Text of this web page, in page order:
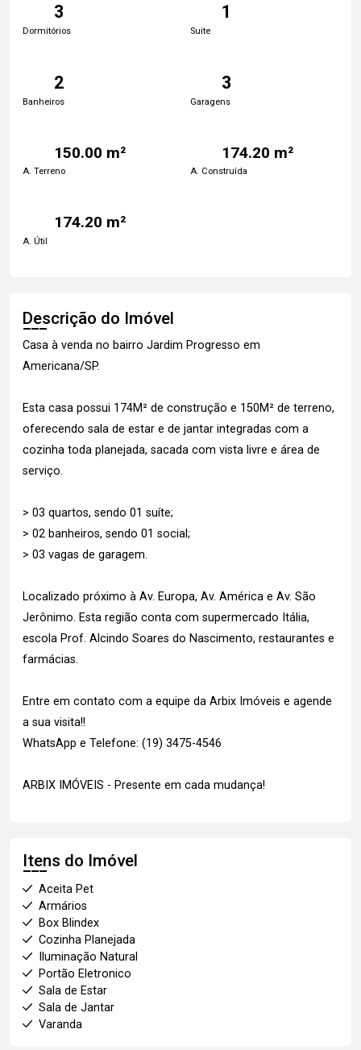
3
Dormitórios
1
Suite
2
Banheiros
3
Garagens
150.00 m²
A. Terreno
174.20 m²
A. Construída
174.20 m²
A. Útil
Descrição do Imóvel
Casa à venda no bairro Jardim Progresso em
Americana/SP.
Esta casa possui 174M² de construção e 150M² de terreno,
oferecendo sala de estar e de jantar integradas com a
cozinha toda planejada, sacada com vista livre e área de
serviço.
> 03 quartos, sendo 01 suíte;
> 02 banheiros, sendo 01 social;
> 03 vagas de garagem.
Localizado próximo à Av. Europa, Av. América e Av. São
Jerônimo. Esta região conta com supermercado Itália,
escola Prof. Alcindo Soares do Nascimento, restaurantes e
farmácias.
Entre em contato com a equipe da Arbix Imóveis e agende
a sua visita!!
WhatsApp e Telefone: (19) 3475-4546
ARBIX IMÓVEIS - Presente em cada mudança!
Itens do Imóvel
Aceita Pet
Armários
Box Blindex
Cozinha Planejada
Iluminação Natural
Portão Eletronico
Sala de Estar
Sala de Jantar
Varanda